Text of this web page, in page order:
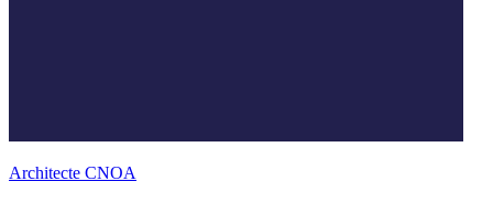
Architecte CNOA